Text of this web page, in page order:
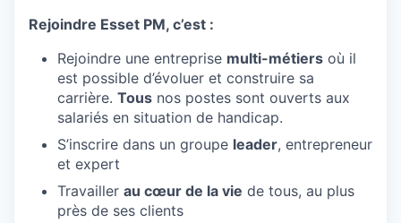
Rejoindre Esset PM, c’est :
Rejoindre une entreprise multi-métiers où il
est possible d’évoluer et construire sa
carrière. Tous nos postes sont ouverts aux
salariés en situation de handicap.
S’inscrire dans un groupe leader, entrepreneur
et expert
Travailler au cœur de la vie de tous, au plus
près de ses clients